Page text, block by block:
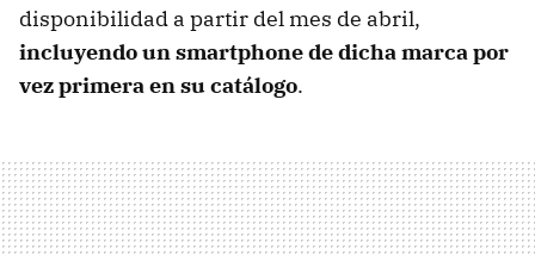
disponibilidad a partir del mes de abril,
incluyendo un smartphone de dicha marca por
vez primera en su catálogo.